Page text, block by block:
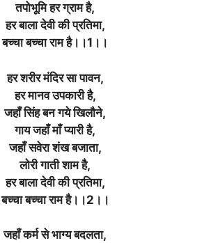
तपोभूमि हर ग्राम है,
हर बाला देवी की प्रतिमा,
बच्चा बच्चा राम है।।1।।
हर शरीर मंदिर सा पावन,
हर मानव उपकारी है,
जहाँ सिंह बन गये खिलौने,
गाय जहाँ माँ प्यारी है,
जहाँ सवेरा शंख बजाता,
लोरी गाती शाम है,
हर बाला देवी की प्रतिमा,
बच्चा बच्चा राम है।।2।।
जहाँ कर्म से भाग्य बदलता,